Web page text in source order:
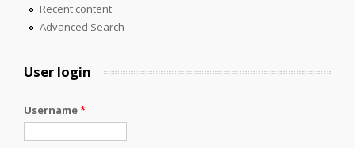
Recent content
Advanced Search
User login
Username*